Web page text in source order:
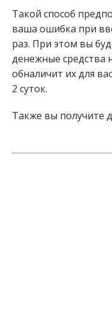
Такой способ
ваша ошибка при
раз. При этом вы
денежные средства
обналичит их для
2 суток.
Также вы получите